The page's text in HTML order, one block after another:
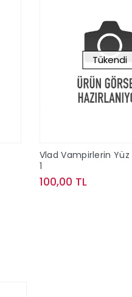
Tükendi
Vlad Vampirlerin Yüz
1
100,00 TL